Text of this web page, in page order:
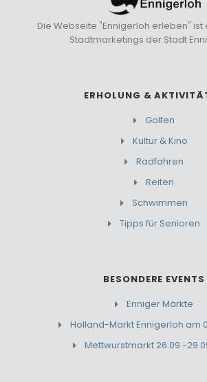
Die Webseite "Ennigerloh erleben" ist
Stadtmarketings der Stadt
ERHOLUNG &
Golfen
Kultur & Kino
Radfahren
Reiten
Schwimmen
Tipps für Senioren
BESONDERE EVENTS
Enniger Märkte
Holland-Markt Ennigerloh am
Mettwurstmarkt 26.09.-